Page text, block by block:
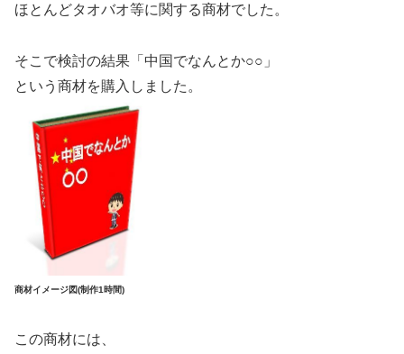
ほとんどタオバオ等に関する商材でした。
そこで検討の結果「中国でなんとか○○」
という商材を購入しました。
商材イメージ図(制作1時間)
この商材には、